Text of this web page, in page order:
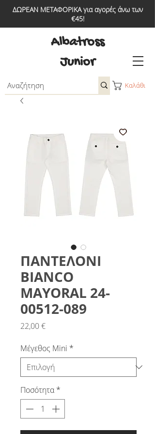
ΔΩΡΕΑΝ ΜΕΤΑΦΟΡΙΚΑ για αγορές άνω των
€45!
Καλάθι
Albatross
Junior
ΠΑΝΤΕΛΟΝΙ
BIANCO
MAYORAL 24-
00512-089
22,00 €Τιμή
Μέγεθος Mini *
Ποσότητα *